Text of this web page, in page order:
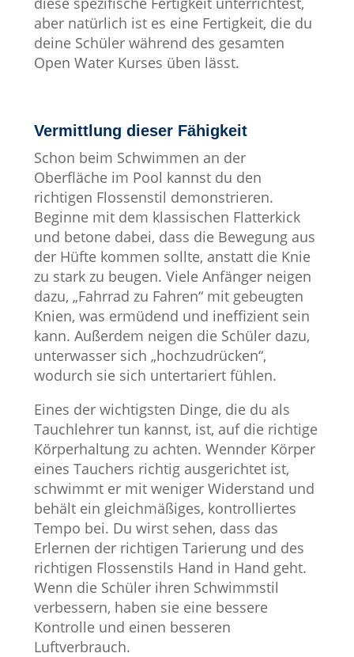
aber natürlich ist es eine Fertigkeit, die du
deine Schüler während des gesamten
Open Water Kurses üben lässt.
Vermittlung dieser Fähigkeit
Schon beim Schwimmen an der
Oberfläche im Pool kannst du den
richtigen Flossenstil demonstrieren.
Beginne mit dem klassischen Flatterkick
und betone dabei, dass die Bewegung aus
der Hüfte kommen sollte, anstatt die Knie
zu stark zu beugen. Viele Anfänger neigen
dazu, „Fahrrad zu Fahren“ mit gebeugten
Knien, was ermüdend und ineffizient sein
kann. Außerdem neigen die Schüler dazu,
unterwasser sich „hochzudrücken“,
wodurch sie sich untertariert fühlen.
Eines der wichtigsten Dinge, die du als
Tauchlehrer tun kannst, ist, auf die richtige
Körperhaltung zu achten. Wennder Körper
eines Tauchers richtig ausgerichtet ist,
schwimmt er mit weniger Widerstand und
behält ein gleichmäßiges, kontrolliertes
Tempo bei. Du wirst sehen, dass das
Erlernen der richtigen Tarierung und des
richtigen Flossenstils Hand in Hand geht.
Wenn die Schüler ihren Schwimmstil
verbessern, haben sie eine bessere
Kontrolle und einen besseren
Luftverbrauch.